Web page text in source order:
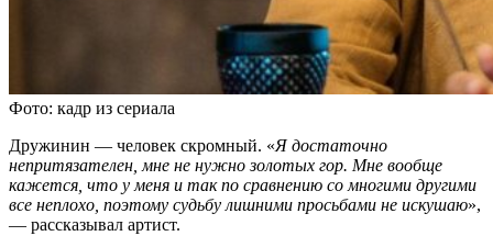
Фото: кадр из сериала
Дружинин — человек скромный. «Я достаточно
непритязателен, мне не нужно золотых гор. Мне вообще
кажется, что у меня и так по сравнению со многими другими
все неплохо, поэтому судьбу лишними просьбами не искушаю»,
— рассказывал артист.